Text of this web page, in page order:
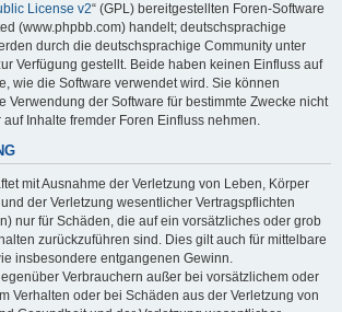
License v2“ (GPL) bereitgestellten Foren-Software
(www.phpbb.com) handelt; deutschsprachige
durch die deutschsprachige Community unter
Verfügung gestellt. Beide haben keinen Einfluss auf
wie die Software verwendet wird. Sie können
Verwendung der Software für bestimmte Zwecke nicht
Inhalte fremder Foren Einfluss nehmen.
mit Ausnahme der Verletzung von Leben, Körper
der Verletzung wesentlicher Vertragspflichten
nur für Schäden, die auf ein vorsätzliches oder grob
zurückzuführen sind. Dies gilt auch für mittelbare
insbesondere entgangenen Gewinn.
Verbrauchern außer bei vorsätzlichem oder
Verhalten oder bei Schäden aus der Verletzung von